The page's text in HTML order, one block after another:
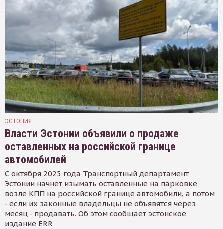
ЭСТОНИЯ
Власти Эстонии объявили о продаже
оставленных на российской границе
автомобилей
С октября 2025 года Транспортный департамент
Эстонии начнет изымать оставленные на парковке
возле КПП на российской границе автомобили, а потом
- если их законные владельцы не объявятся через
месяц - продавать. Об этом сообщает эстонское
издание ERR